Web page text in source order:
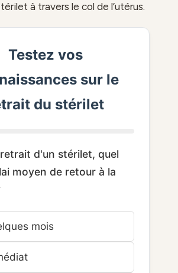
à travers le col de l’utérus.
Testez vos
sur le
du stérilet
d'un stérilet, quel
moyen de retour à la
mois